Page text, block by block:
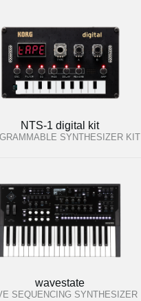
NTS-1 digital kit
SYNTHESIZER KIT
wavestate
SEQUENCING SYNTHESIZER